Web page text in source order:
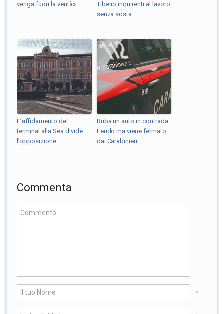
venga fuori la verità»
Tiberio inquirenti al lavoro
senza sosta
L’affidamento del
terminal alla Sea divide
l’opposizione
Ruba un auto in contrada
Feudo ma viene fermato
dai Carabinieri: ...
Commenta
*